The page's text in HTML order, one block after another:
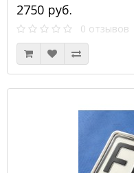
2750 руб.
0 отзывов